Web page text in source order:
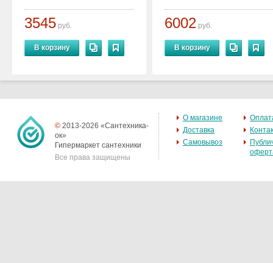
3545 руб.
В корзину
6002 руб.
В корзину
© 2013-2026 «Сантехника-
ок»
Гипермаркет сантехники
Все права защищены
О магазине
Доставка
Самовывоз